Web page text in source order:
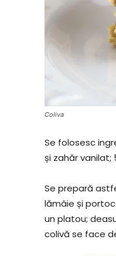
Coliva
Se folosesc
și zahăr vanilat;
Se prepară
lămâie și
un platou;
colivă se face